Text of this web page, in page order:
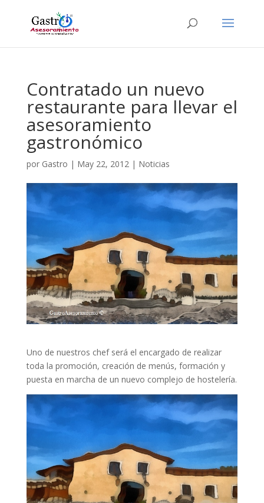
Contratado un nuevo
restaurante para llevar el
asesoramiento
gastronómico
por Gastro | May 22, 2012| Noticias
Uno de nuestros chef será el encargado de realizar
toda la promoción, creación de menús, formación y
puesta en marcha de un nuevo complejo de hostelería.